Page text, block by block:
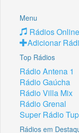
Menu
Rádios Online
Adicionar
Top Rádios
Rádio Antena 1
Rádio Gaúcha
Rádio Villa Mix
Rádio Grenal
Super Rádio
Rádios em